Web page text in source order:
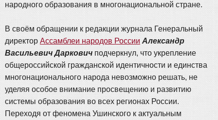
народного образования в многонациональной стране.
В своём обращении к редакции журнала Генеральный
директор Ассамблеи народов России Александр
Васильевич Даркович подчеркнул, что укрепление
общероссийской гражданской идентичности и единства
многонационального народа невозможно решать, не
уделяя особое внимание просвещению и развитию
системы образования во всех регионах России.
Переходя от феномена Ушинского к актуальным